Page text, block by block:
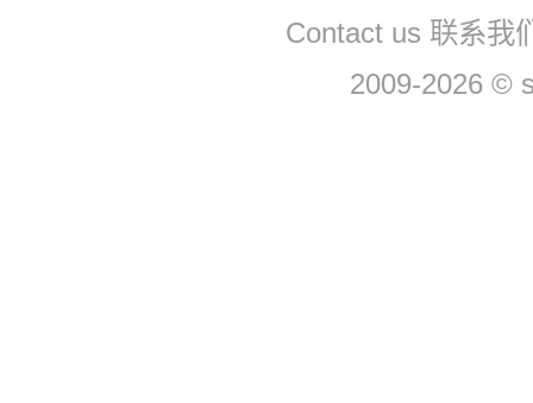
Contact us 联系我
2009-2026 ©